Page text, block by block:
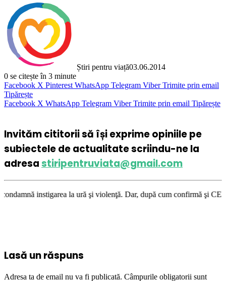
Știri pentru viață03.06.2014
0 se citește în 3 minute
Facebook X Pinterest WhatsApp Telegram Viber Trimite prin email
Tipărește
Facebook X WhatsApp Telegram Viber Trimite prin email Tipărește
Invităm cititorii să își exprime opiniile pe
subiectele de actualitate scriindu-ne la
adresastiripentruviata@gmail.com
la ură şi violenţă. Dar, după cum confirmă şi CEDO în cazul
Lasă un răspuns
Adresa ta de email nu va fi publicată. Câmpurile obligatorii sunt